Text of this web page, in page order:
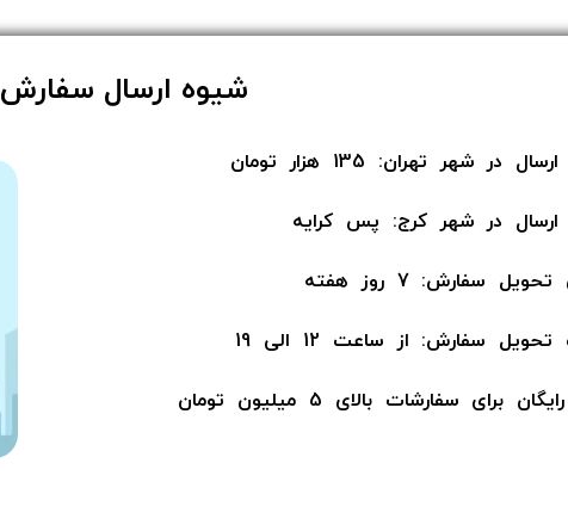
در شهر تهران: 135 هزار تومان
ارسال در شهر کرج: پس کرایه
سفارش: 7 روز هفته
سفارش: از ساعت 12 الی 19
برای سفارشات بالای 5 میلیون تومان​​​​​​​
​شیوه ارسال سفارش